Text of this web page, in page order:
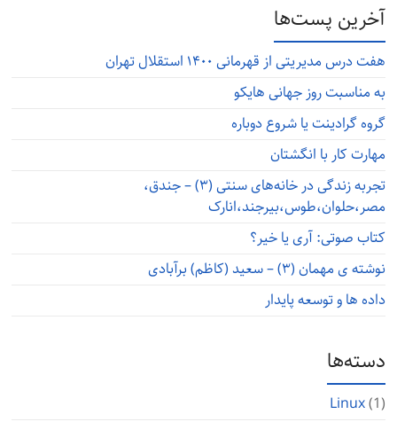
آخرین پست‌ها
هفت درس مدیریتی از قهرمانی ۱۴۰۰ استقلال تهران
به مناسبت روز جهانی هایکو
گروه گرادینت یا شروع دوباره
مهارت کار با انگشتان
تجربه زندگی در خانه‌های سنتی (۳) – جندق،
مصر،حلوان،طوس،بیرجند،انارک
کتاب صوتی: آری یا خیر؟
نوشته ی مهمان (۳) – سعید (کاظم) برآبادی
داده ها و توسعه پایدار
دسته‌ها
Linux(1)